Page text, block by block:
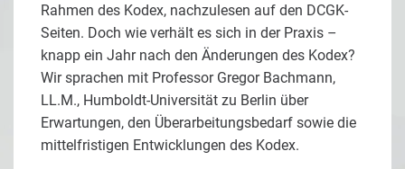
Rahmen des Kodex, nachzulesen auf den DCGK-
Seiten. Doch wie verhält es sich in der Praxis –
knapp ein Jahr nach den Änderungen des Kodex?
Wir sprachen mit Professor Gregor Bachmann,
LL.M., Humboldt-Universität zu Berlin über
Erwartungen, den Überarbeitungsbedarf sowie die
mittelfristigen Entwicklungen des Kodex.